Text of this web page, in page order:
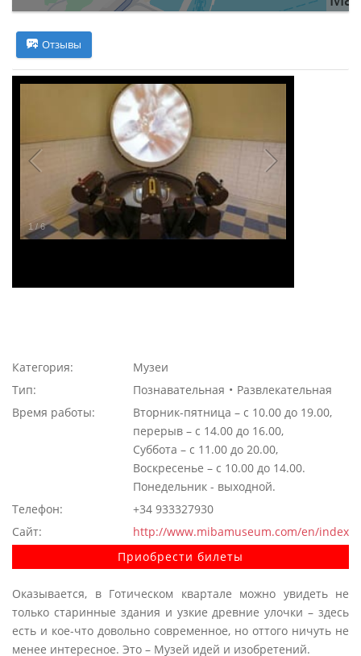
Отзывы
1 /6
Категория:
Музеи
Тип:
Познавательная
Развлекательная
Время работы:
Вторник-пятница – с 10.00 до 19.00,
перерыв – с 14.00 до 16.00,
Суббота – с 11.00 до 20.00,
Воскресенье – с 10.00 до 14.00.
Понедельник - выходной.
Телефон:
+34 933327930
Сайт:
http://www.mibamuseum.com/en/index
Приобрести билеты
Оказывается, в Готическом квартале можно увидеть не
только старинные здания и узкие древние улочки – здесь
есть и кое-что довольно современное, но оттого ничуть не
менее интересное. Это – Музей идей и изобретений.